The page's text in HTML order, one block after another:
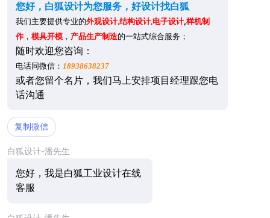
您好，白狐设计为您服务，好设计找白狐
我们主要提供专业的外观设计,结构设计, 电子设计,样机制
作， 模具开模， 产品生产制造的一站式综合服务；
随时欢迎您咨询：
电话同微信： 18938638237
或者您留个名片，我们马上安排项目经理跟您电
话沟通
复制微信
白狐设计-潘先生
您好，我是白狐工业设计在线
客服